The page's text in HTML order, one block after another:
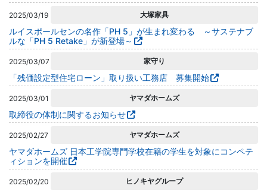
2025/03/19 大塚家具
ルイスポールセンの名作「PH 5」が生まれ変わる ～サステナブ
ルな「PH 5 Retake」が新登場～
2025/03/07 家守り
「残価設定型住宅ローン」取り扱い工務店 募集開始
2025/03/01 ヤマダホームズ
取締役の体制に関するお知らせ
2025/02/27 ヤマダホームズ
ヤマダホームズ 日本工学院専門学校在籍の学生を対象にコンペテ
ィションを開催
2025/02/20 ヒノキヤグループ